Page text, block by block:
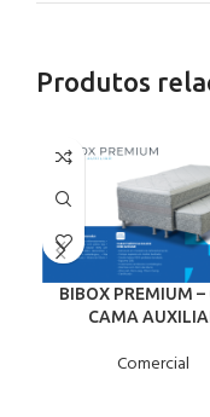
Produtos
BIBOX PREMIUM –
CAMA
Comercial